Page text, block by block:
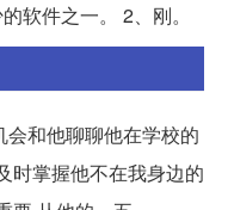
软件之一。 2、刚。
和他聊聊他在学校的
时掌握他不在我身边的